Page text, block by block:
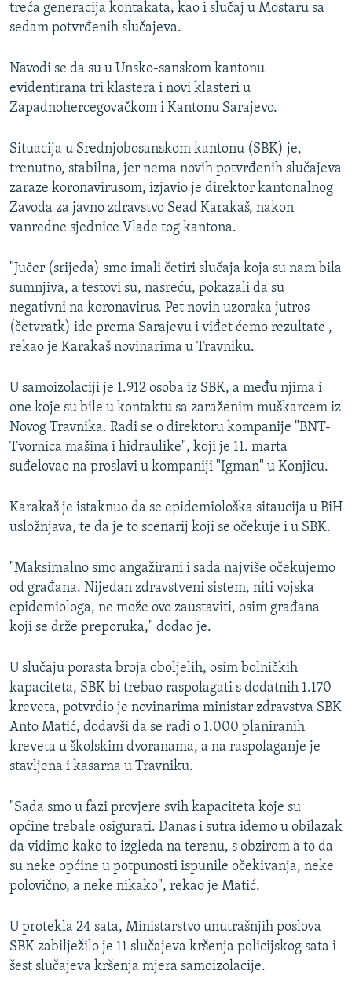
treća generacija kontakata, kao i slučaj u Mostaru sa
sedam potvrđenih slučajeva.
Navodi se da su u Unsko-sanskom kantonu
evidentirana tri klastera i novi klasteri u
Zapadnohercegovačkom i Kantonu Sarajevo.
Situacija u Srednjobosanskom kantonu (SBK) je,
trenutno, stabilna, jer nema novih potvrđenih slučajeva
zaraze koronavirusom, izjavio je direktor kantonalnog
Zavoda za javno zdravstvo Sead Karakaš, nakon
vanredne sjednice Vlade tog kantona.
"Jučer (srijeda) smo imali četiri slučaja koja su nam bila
sumnjiva, a testovi su, nasreću, pokazali da su
negativni na koronavirus. Pet novih uzoraka jutros
(četvratk) ide prema Sarajevu i viđet ćemo rezultate ,
rekao je Karakaš novinarima u Travniku.
U samoizolaciji je 1.912 osoba iz SBK, a među njima i
one koje su bile u kontaktu sa zaraženim muškarcem iz
Novog Travnika. Radi se o direktoru kompanije "BNT-
Tvornica mašina i hidraulike", koji je 11. marta
suđelovao na proslavi u kompaniji "Igman" u Konjicu.
Karakaš je istaknuo da se epidemiološka sitaucija u BiH
usložnjava, te da je to scenarij koji se očekuje i u SBK.
"Maksimalno smo angažirani i sada najviše očekujemo
od građana. Nijedan zdravstveni sistem, niti vojska
epidemiologa, ne može ovo zaustaviti, osim građana
koji se drže preporuka," dodao je.
U slučaju porasta broja oboljelih, osim bolničkih
kapaciteta, SBK bi trebao raspolagati s dodatnih 1.170
kreveta, potvrdio je novinarima ministar zdravstva SBK
Anto Matić, dodavši da se radi o 1.000 planiranih
kreveta u školskim dvoranama, a na raspolaganje je
stavljena i kasarna u Travniku.
"Sada smo u fazi provjere svih kapaciteta koje su
općine trebale osigurati. Danas i sutra idemo u obilazak
da vidimo kako to izgleda na terenu, s obzirom a to da
su neke općine u potpunosti ispunile očekivanja, neke
polovično, a neke nikako", rekao je Matić.
U protekla 24 sata, Ministarstvo unutrašnjih poslova
SBK zabilježilo je 11 slučajeva kršenja policijskog sata i
šest slučajeva kršenja mjera samoizolacije.